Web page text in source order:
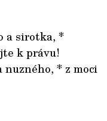
a sirotka, *
k právu!
nuzného, * z moci